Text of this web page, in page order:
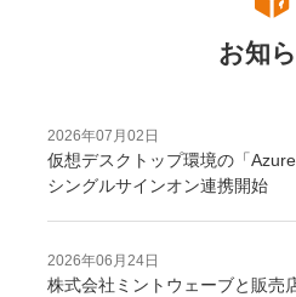
お知
2026年07月02日
仮想デスクトップ環境の「
シングルサインオン連携開始
2026年06月24日
株式会社ミントウェーブと販売